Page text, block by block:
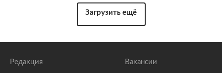
Загрузить ещё
Редакция Вакансии